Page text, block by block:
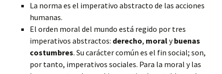
La norma es el imperativo abstracto de las acciones
humanas.
El orden moral del mundo está regido por tres
imperativos abstractos: derecho, moralybuenas
costumbres. Su carácter común es el fin social; son,
por tanto, imperativos sociales. Para la moral y las